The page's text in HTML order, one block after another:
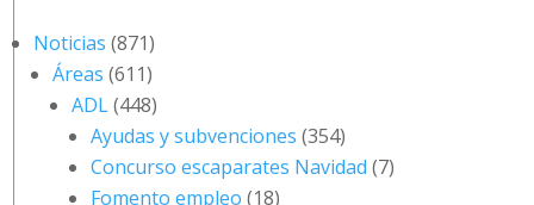
Noticias (871)
Áreas (611)
ADL(448)
Ayudas y subvenciones (354)
Concurso escaparates Navidad (7)
Fomento empleo (18)